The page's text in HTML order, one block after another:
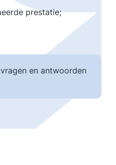
prestatie;
en antwoorden